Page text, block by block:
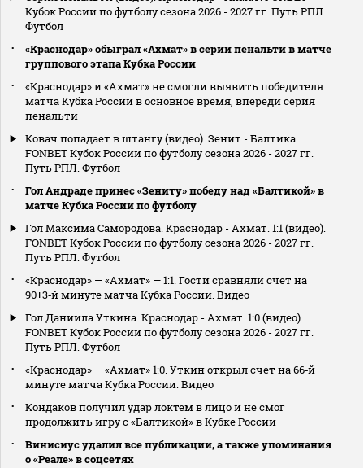
Кубок России по футболу сезона 2026 - 2027 гг. Путь РПЛ.
Футбол
«Краснодар» обыграл «Ахмат» в серии пенальти в матче
группового этапа Кубка России
«Краснодар» и «Ахмат» не смогли выявить победителя
матча Кубка России в основное время, впереди серия
пенальти
Ковач попадает в штангу (видео). Зенит - Балтика.
FONBET Кубок России по футболу сезона 2026 - 2027 гг.
Путь РПЛ. Футбол
Гол Андраде принес «Зениту» победу над «Балтикой» в
матче Кубка России по футболу
Гол Максима Самородова. Краснодар - Ахмат. 1:1 (видео).
FONBET Кубок России по футболу сезона 2026 - 2027 гг.
Путь РПЛ. Футбол
«Краснодар» — «Ахмат» — 1:1. Гости сравняли счет на
90+3‑й минуте матча Кубка России. Видео
Гол Даниила Уткина. Краснодар - Ахмат. 1:0 (видео).
FONBET Кубок России по футболу сезона 2026 - 2027 гг.
Путь РПЛ. Футбол
«Краснодар» — «Ахмат» 1:0. Уткин открыл счет на 66‑й
минуте матча Кубка России. Видео
Кондаков получил удар локтем в лицо и не смог
продолжить игру с «Балтикой» в Кубке России
Винисиус удалил все публикации, а также упоминания
о «Реале» в соцсетях